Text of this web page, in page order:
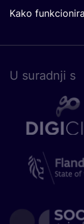
Kako
U surad­nji s